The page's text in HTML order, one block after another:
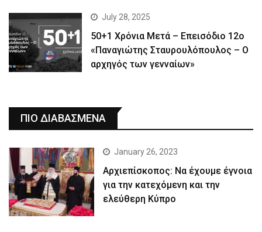
July 28, 2025
50+1 Χρόνια Μετά – Επεισόδιο 12ο
«Παναγιώτης Σταυρουλόπουλος – Ο
αρχηγός των γενναίων»
ΠΙΟ ΔΙΑΒΑΣΜΕΝΑ
January 26, 2023
Αρχιεπίσκοπος: Να έχουμε έγνοια
για την κατεχόμενη και την
ελεύθερη Κύπρο